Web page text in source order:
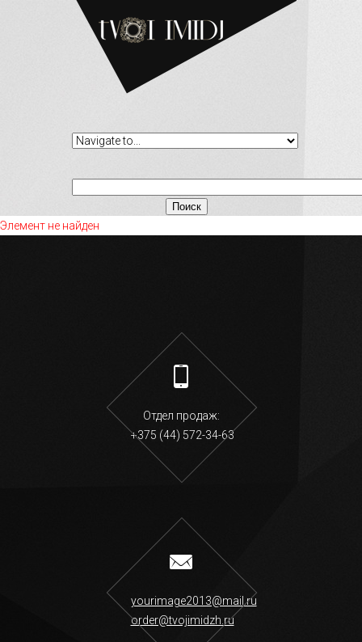
Элемент не найден
Отдел продаж:
+375 (44) 572-34-63
yourimage2013@mail.ru
order@tvojimidzh.ru